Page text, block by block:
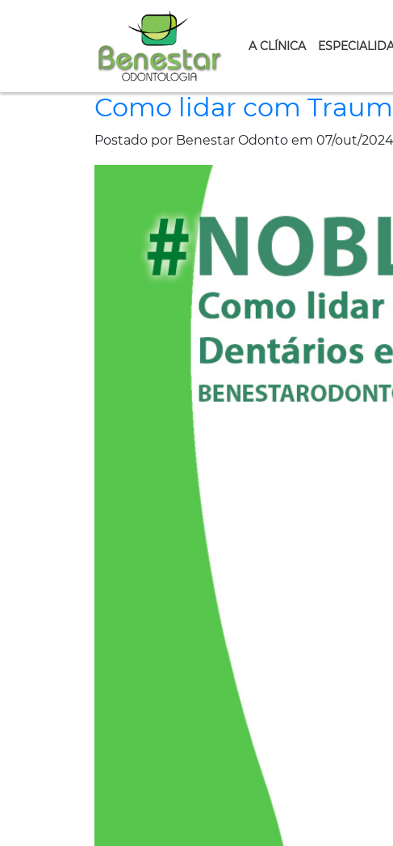
A CLÍNICA
Como lidar com
Postado por Benestar Odonto em 07/out/